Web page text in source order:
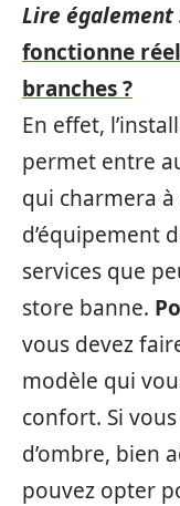
Lire également
fonctionne
branches ?
En effet,
permet entre
qui charmera
d’équipement
services que
store banne.
vous devez
modèle qui
confort. Si
d’ombre, bien
pouvez opter